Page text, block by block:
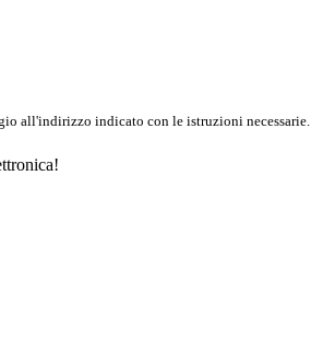
all'indirizzo indicato con le istruzioni necessarie.